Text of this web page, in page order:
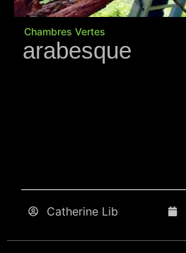
Chambres Vertes
arabesque
Catherine Lib